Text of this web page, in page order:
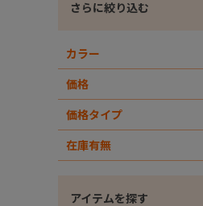
さらに絞り込む
カラー
価格
価格タイプ
在庫有無
アイテムを探す